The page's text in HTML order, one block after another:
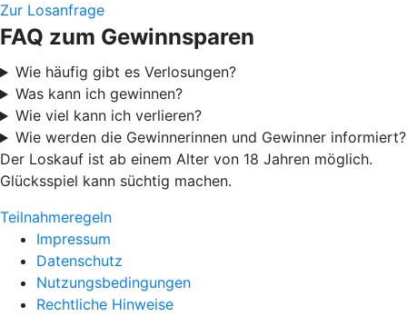
Zur Losanfrage
FAQ zum Gewinnsparen
Wie häufig gibt es Verlosungen?
Was kann ich gewinnen?
Wie viel kann ich verlieren?
Wie werden die Gewinnerinnen und Gewinner informiert?
Der Loskauf ist ab einem Alter von 18 Jahren möglich.
Glücksspiel kann süchtig machen.
Teilnahmeregeln
Impressum
Datenschutz
Nutzungsbedingungen
Rechtliche Hinweise